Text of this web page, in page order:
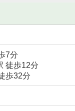
7分
徒歩12分
歩32分